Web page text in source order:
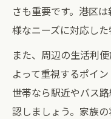
さも重要です。港区
様なニーズに対応した
また、周辺の生活利
よって重視するポイ
世帯なら駅近やバス
認しましょう。家族